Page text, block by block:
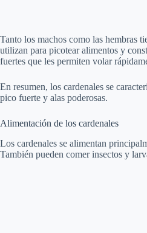
Tanto los machos como las hembras
utilizan para picotear alimentos y
fuertes que les permiten volar
En resumen, los cardenales se
pico fuerte y alas poderosas.
Alimentación de los cardenales
Los cardenales se alimentan
También pueden comer insectos y